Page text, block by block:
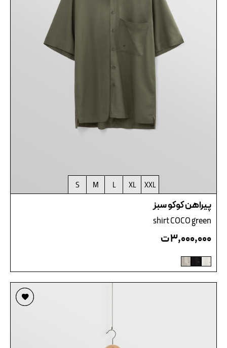
XXL
XL
L
M
S
پیراهن کوکو سبز
shirt COCO green
۳,۰۰۰,۰۰۰ت